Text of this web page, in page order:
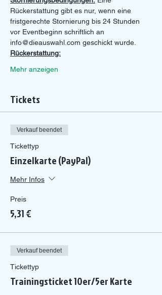
Rückerstattung gibt es nur, wenn eine
fristgerechte Stornierung bis 24 Stunden
vor Eventbeginn schriftlich an
info@dieauswahl.com geschickt wurde.
Rückerstattung:
Mehr anzeigen
Tickets
Verkauf beendet
Tickettyp
Einzelkarte (PayPal)
Mehr Infos
Preis
5,31 €
Verkauf beendet
Tickettyp
Trainingsticket 10er/5er Karte